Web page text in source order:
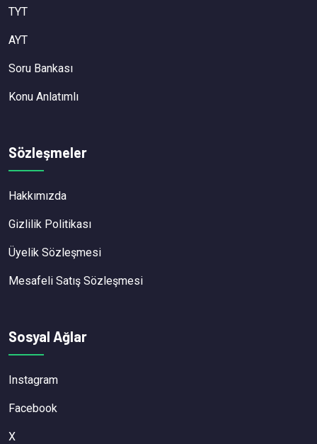
TYT
AYT
Soru Bankası
Konu Anlatımlı
Sözleşmeler
Hakkımızda
Gizlilik Politikası
Üyelik Sözleşmesi
Mesafeli Satış Sözleşmesi
Sosyal Ağlar
Instagram
Facebook
X